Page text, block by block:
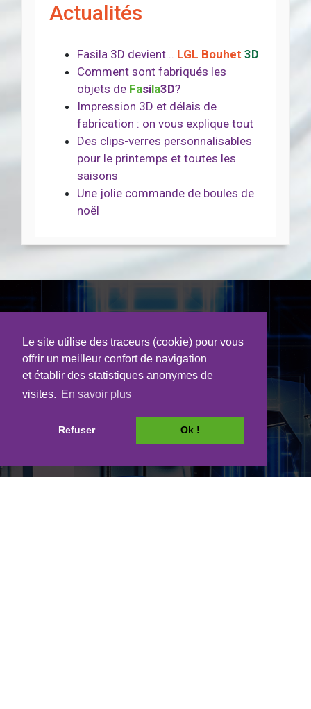
Le site utilise des traceurs (cookie) pour vous
offrir un meilleur confort de navigation
et établir des statistiques anonymes de
visites. En savoir plus
Refuser Ok !
Actualités
Fasila 3D devient... LGL Bouhet 3D
Comment sont fabriqués les
objets de Fasila3D?
Impression 3D et délais de
fabrication : on vous explique tout
Des clips-verres personnalisables
pour le printemps et toutes les
saisons
Une jolie commande de boules de
noël